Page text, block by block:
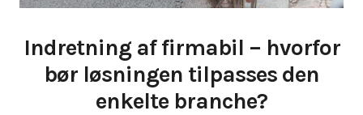
Indretning af firmabil – hvorfor
bør løsningen tilpasses den
enkelte branche?